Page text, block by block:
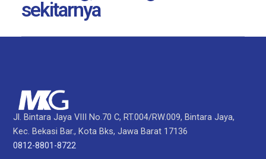
sekitarnya
Jl. Bintara Jaya VIII No.70 C, RT.004/RW.009, Bintara Jaya,
Kec. Bekasi Bar., Kota Bks, Jawa Barat 17136
0812-8801-8722